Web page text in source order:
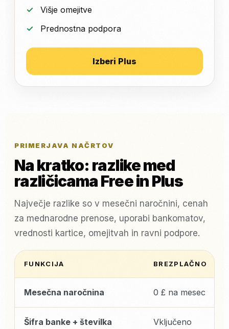
Višje omejitve
Prednostna podpora
Izberi Plus
PRIMERJAVA NAČRTOV
Na kratko: razlike med
različicama Free in Plus
Največje razlike so v mesečni naročnini, cenah
za mednarodne prenose, uporabi bankomatov,
vrednosti kartice, omejitvah in ravni podpore.
FUNKCIJA BREZPLAČNO
Mesečna naročnina 0 £ na mesec
Šifra banke + številka
Vključeno